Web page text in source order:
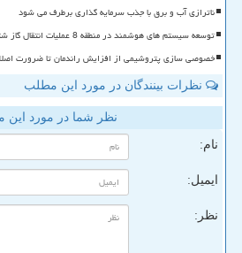
ناترازی آب و برق با جذب سرمایه گذاری برطرف می شود
توسعه سیستم های هوشمند در منطقه 8 عملیات انتقال گاز شتاب گرفت
خصوصی سازی پتروشیمی از افزایش راندمان تا ضرورت
نظرات بینندگان در مورد این مطلب
نظر شما در مورد این
نام:
ایمیل:
نظر: